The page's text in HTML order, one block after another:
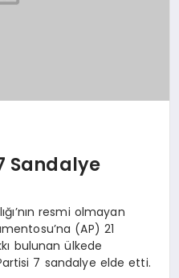
Sandalye
resmi olmayan
(AP) 21
bulunan ülkede
7 sandalye elde etti.